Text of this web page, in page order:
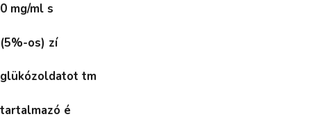
0 mg/ml s
(5%-os) zí
glükózoldatot tm
tartalmazó é